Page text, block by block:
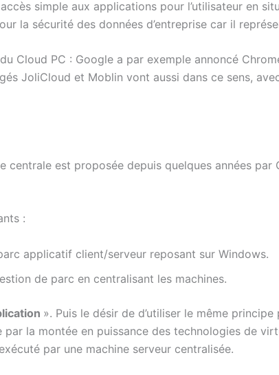
simple aux applications pour l’utilisateur en
la sécurité des données d’entreprise car il
Cloud PC : Google a par exemple annoncé
JoliCloud et Moblin vont aussi dans ce sens,
centrale est proposée depuis quelques années
:
applicatif client/serveur reposant sur Windows.
de parc en centralisant les machines.
». Puis le désir de d’utiliser le même
par la montée en puissance des technologies de
par une machine serveur centralisée.